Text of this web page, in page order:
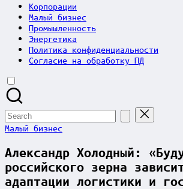
Корпорации
Малый бизнес
Промышленность
Энергетика
Политика конфиденциальности
Согласие на обработку ПД
Search
for:
Posted
Малый бизнес
Александр Холодный:
российского зерна
адаптации логистики и